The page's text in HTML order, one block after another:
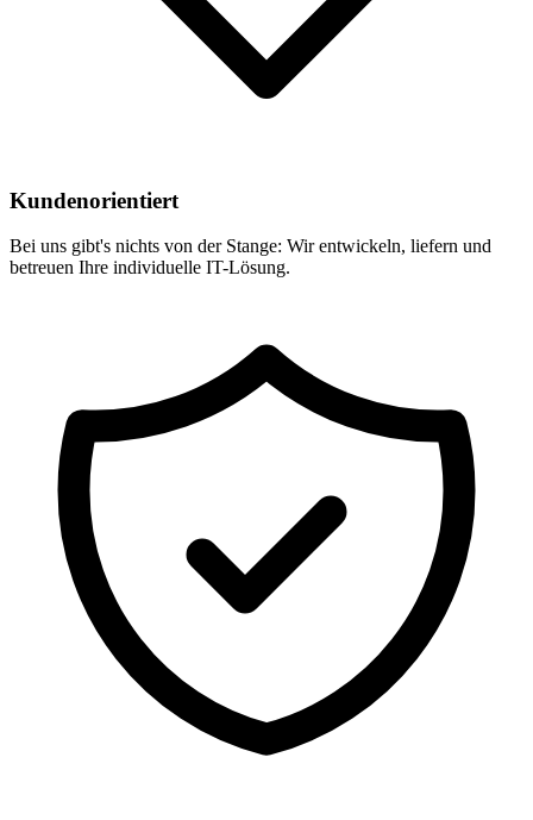
Kundenorientiert
Bei uns gibt's nichts von der Stange: Wir entwickeln, liefern und
betreuen Ihre individuelle IT-Lösung.